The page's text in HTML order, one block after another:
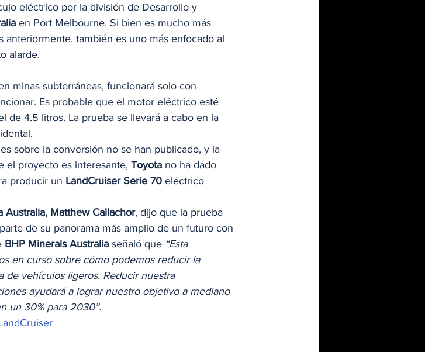
eléctrico por la división de Desarrollo y
en Port Melbourne. Si bien es mucho más
también es uno más enfocado al
alarde.
minas subterráneas, funcionará solo con
Es probable que el motor eléctrico esté
de 4.5 litros. La prueba se llevará a cabo en la
sobre la conversión no se han publicado, y la
el proyecto es interesante, Toyota no ha dado
producir un LandCruiser Serie 70 eléctrico
Australia, Matthew Callachor, dijo que la prueba
de su panorama más amplio de un futuro con
BHP Minerals Australia señaló que “Esta
en curso sobre cómo podemos reducir la
de vehículos ligeros. Reducir nuestra
ayudará a lograr nuestro objetivo a mediano
un 30% para 2030”.